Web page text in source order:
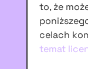
to, że
celach
temat